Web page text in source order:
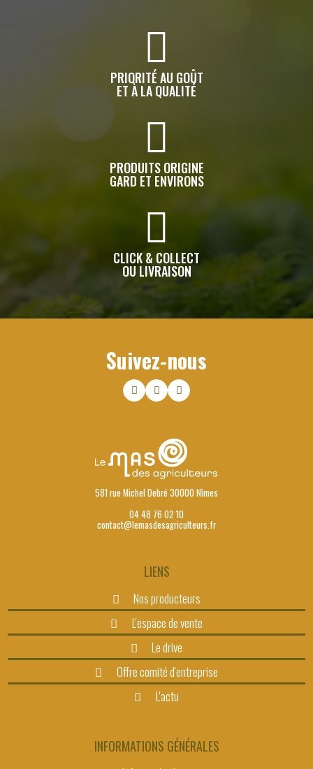
PRIORITÉ AU GOÛT
ET À LA QUALITÉ
PRODUITS ORIGINE
GARD ET ENVIRONS
CLICK & COLLECT
OU LIVRAISON
Suivez-nous
581 rue Michel Debré 30000 Nîmes
04 48 76 02 10
contact@lemasdesagriculteurs.fr
LIENS
Nos producteurs
L'espace de vente
Le drive
Offre comité d'entreprise
L'actu
INFORMATIONS GÉNÉRALES